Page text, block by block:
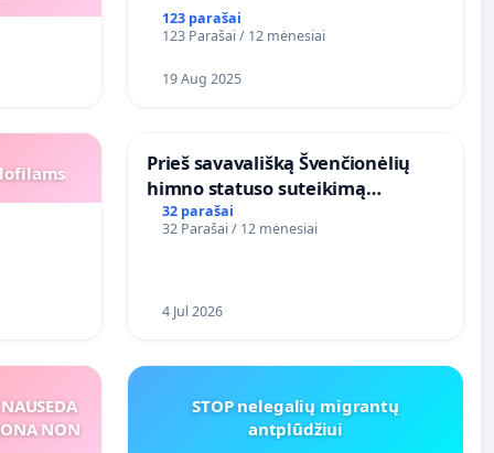
123 parašai
123 Parašai / 12 mėnesiai
19 Aug 2025
​Prieš savavališką Švenčionėlių
himno statuso suteikimą
atlikėjos Živilės dainai
32 parašai
32 Parašai / 12 mėnesiai
4 Jul 2026
NON
STOP nelegalių migrantų
antplūdžiui